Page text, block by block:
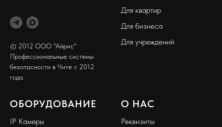
© 2012 ООО "Айрис"
Профессиональные системы
безопасности в Чите с 2012
года.
Для квартир
Для бизнеса
Для учреждений
ОБОРУДОВАНИЕ
IP Камеры
О НАС
Реквизиты